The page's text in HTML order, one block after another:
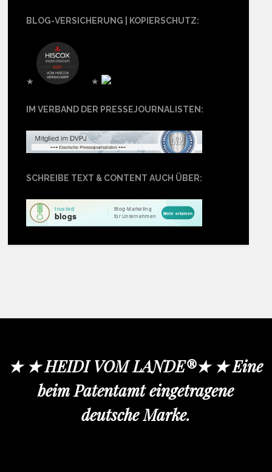
BLOG-VERSICHERUNG | KOPIERSCHUTZ:
★ ★
IM VERBAND DER PRESSEJOURNALISTEN:
SCHREIBE TEXT & CONTENT AUCH ÜBER:
★ ★ HEIDI VOM LANDE®★ ★ Eine
beim Patentamt eingetragene
deutsche Marke.